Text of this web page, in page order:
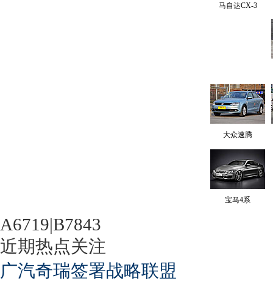
马自达CX-3
大众速腾
宝马4系
A6719|B7843
近期热点关注
广汽奇瑞签署战略联盟